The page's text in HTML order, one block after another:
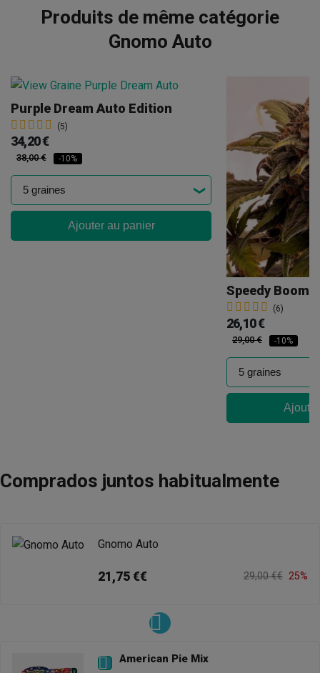
Produits de même catégorie
Gnomo Auto
Purple Dream Auto Edition
(5)
34,20 €
38,00 € -10%
Ajouter au panier
Speedy Boom
(6)
26,10 €
29,00 € -10%
Comprados juntos habitualmente
Gnomo Auto
21,75 €€ 29,00 €€ 25%
 American Pie Mix